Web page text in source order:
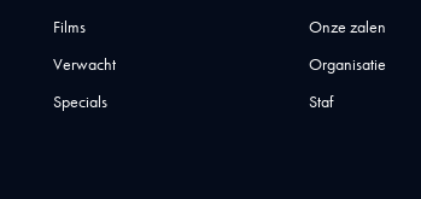
Films
Verwacht
Specials
Onze zalen
Organisatie
Staf